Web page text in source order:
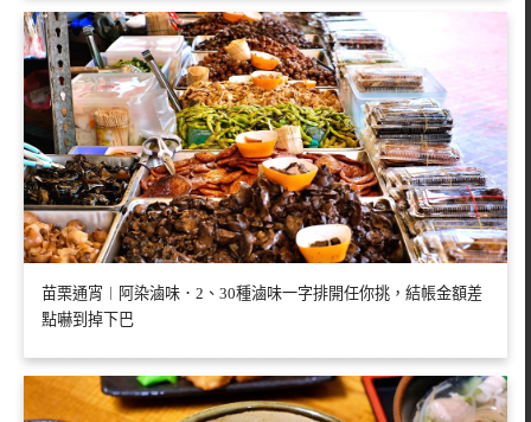
苗栗通宵︱阿染滷味．2、30種滷味一字排開任你挑，結帳金額差
點嚇到掉下巴